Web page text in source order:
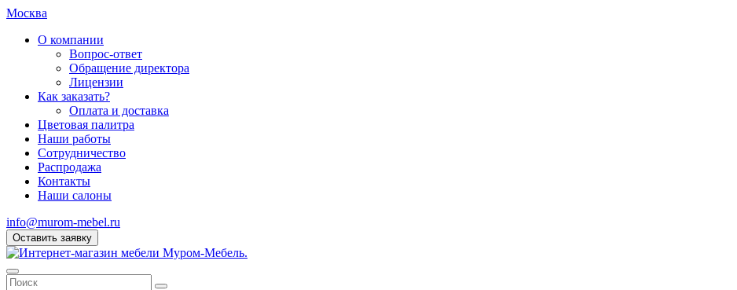
Москва
О компании
Вопрос-ответ
Обращение директора
Лицензии
Как заказать?
Оплата и доставка
Цветовая палитра
Наши работы
Сотрудничество
Распродажа
Контакты
Наши салоны
info@murom-mebel.ru
Оставить заявку